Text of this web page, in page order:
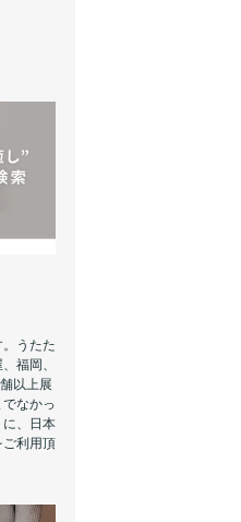
うたた
福岡、
以上展
なかっ
、日本
利用頂